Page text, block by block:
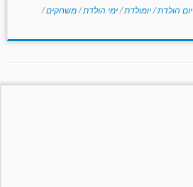
יום הולדת/יומולדת/ימי הולדת/משחקים/